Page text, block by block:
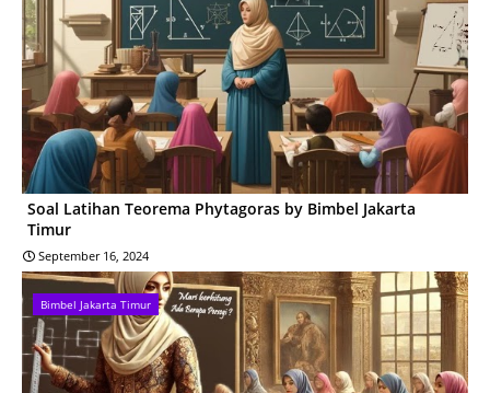
Soal Latihan Teorema Phytagoras by Bimbel Jakarta
Timur
September 16, 2024
Bimbel Jakarta Timur